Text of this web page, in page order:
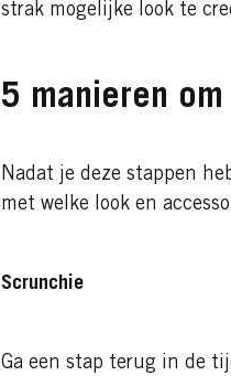
strak mogelijke look te
5 manieren
Nadat je deze stappen
met welke look en
Scrunchie
Ga een stap terug in de